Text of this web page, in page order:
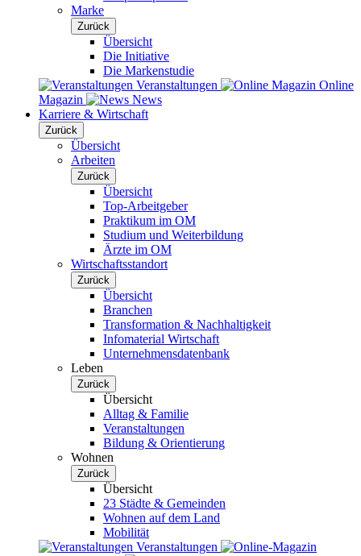
Marke
Zurück
Übersicht
Die Initiative
Die Markenstudie
Veranstaltungen
Online
Magazin
News
Karriere & Wirtschaft
Zurück
Übersicht
Arbeiten
Zurück
Übersicht
Top-Arbeitgeber
Praktikum im OM
Studium und Weiterbildung
Ärzte im OM
Wirtschaftsstandort
Zurück
Übersicht
Branchen
Transformation & Nachhaltigkeit
Infomaterial Wirtschaft
Unternehmensdatenbank
Leben
Zurück
Übersicht
Alltag & Familie
Veranstaltungen
Bildung & Orientierung
Wohnen
Zurück
Übersicht
23 Städte & Gemeinden
Wohnen auf dem Land
Mobilität
Veranstaltungen